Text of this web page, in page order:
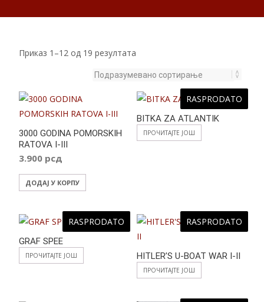
Приказ 1–12 од 19 резултата
3000 GODINA POMORSKIH
RATOVA I-III
3.900 рсд
ДОДАЈ У КОРПУ
RASPRODATO
BITKA ZA ATLANTIK
ПРОЧИТАЈТЕ ЈОШ
RASPRODATO
GRAF SPEE
ПРОЧИТАЈТЕ ЈОШ
RASPRODATO
HITLER’S U-BOAT WAR I-II
ПРОЧИТАЈТЕ ЈОШ